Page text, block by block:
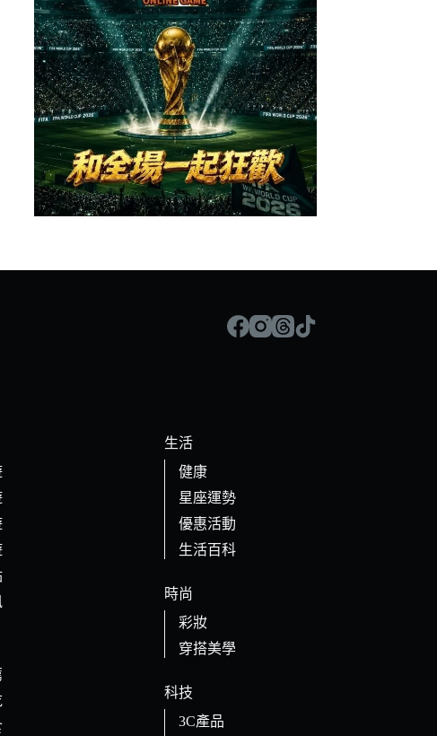
生活
健康
星座運勢
優惠活動
生活百科
時尚
彩妝
穿搭美學
科技
3C產品